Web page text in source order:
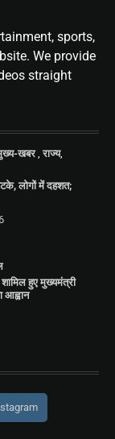
sports,
We provide
straight
खबर,राज्य,
लोगों में दहशत;
शामिल हुए मुख्यमंत्री
आह्वान